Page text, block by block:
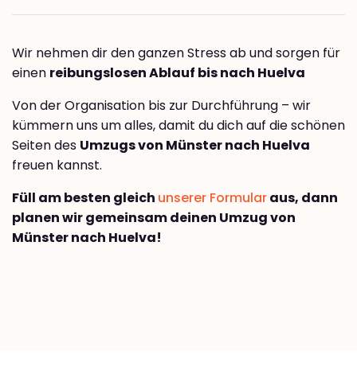
Wir nehmen dir den ganzen Stress ab und sorgen für
einen reibungslosen Ablauf bis nach Huelva
Von der Organisation bis zur Durchführung – wir
kümmern uns um alles, damit du dich auf die schönen
Seiten des Umzugs von Münster nach Huelva
freuen kannst.
Füll am besten gleich unserer Formularaus, dann
planen wir gemeinsam deinen Umzug von
Münster nach Huelva!